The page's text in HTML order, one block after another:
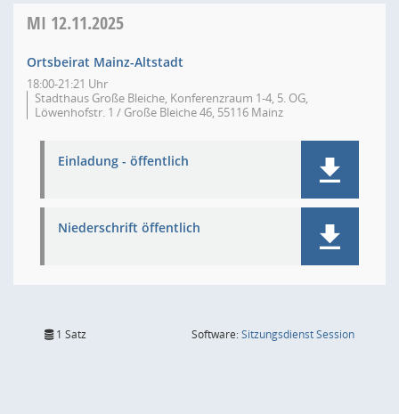
MI 12.11.2025
Ortsbeirat Mainz-Altstadt
18:00-21:21 Uhr
Stadthaus Große Bleiche, Konferenzraum 1-4, 5. OG,
Löwenhofstr. 1 / Große Bleiche 46, 55116 Mainz
Einladung - öffentlich
Niederschrift öffentlich
1 Satz Software:SitzungsdienstSession(Wird in